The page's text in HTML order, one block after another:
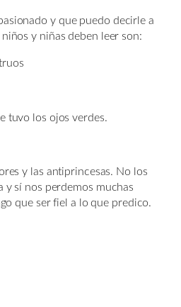
y que puedo decirle a
y niñas deben leer son:
tuvo los ojos verdes.
y las antiprincesas. No los
y sí nos perdemos muchas
que ser fiel a lo que predico.